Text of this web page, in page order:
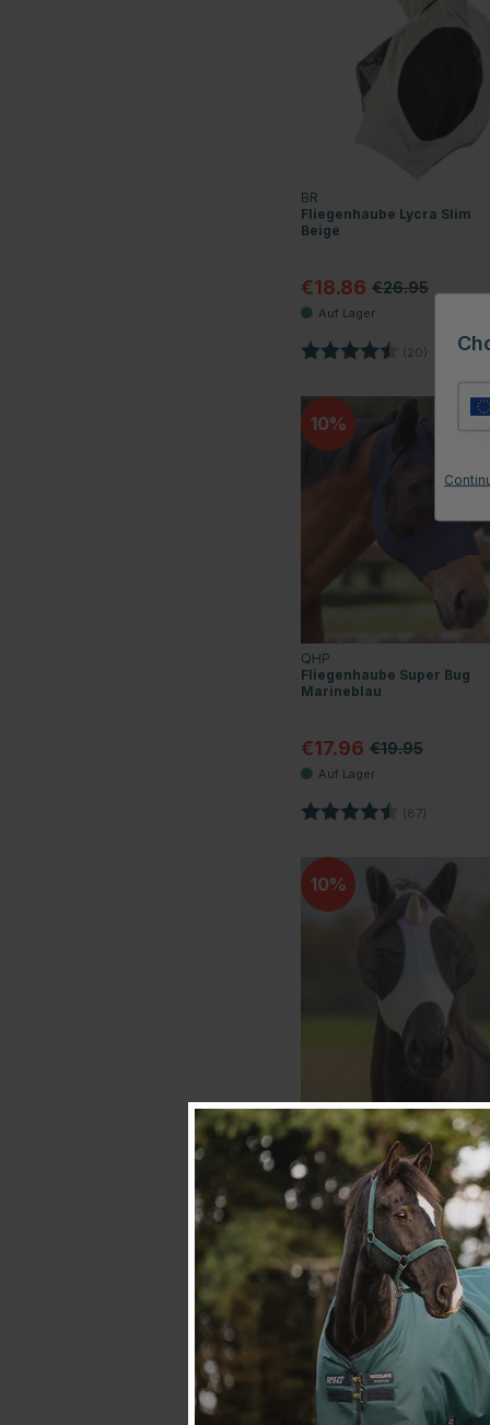
BR
Fliegenhaube Lycra Slim
Beige
€18.86 €26.95
Bewertung: (20) 4.8 von
10
QHP
Fliegenhaube Super Bug
Marineblau
€17.96 €19.95
Bewertung: (87)
10
QHP
Fliegenhaube Unicorn
€17.96 €19.95
Bewertung: (15)4.5 von 5
10